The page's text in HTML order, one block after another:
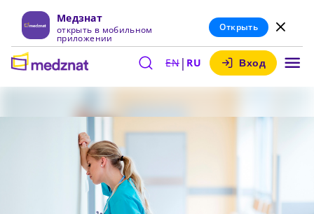
Медзнат
открыть в мобильном
приложении
Открыть
EN| RU Вход